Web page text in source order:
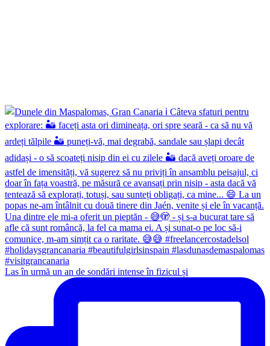
Las în urmă un an de sondări intense în fizicul și